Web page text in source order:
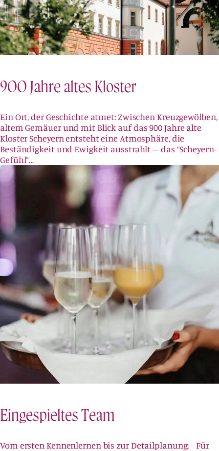
900 Jahre altes Kloster
Ein Ort, der Geschichte atmet: Zwischen Kreuzgewölben,
altem Gemäuer und mit Blick auf das 900 Jahre alte
Kloster Scheyern entsteht eine Atmosphäre, die
Beständigkeit und Ewigkeit ausstrahlt – das “Scheyern-
Gefühl”…
Eingespieltes Team
Vom ersten Kennenlernen bis zur Detailplanung: Für